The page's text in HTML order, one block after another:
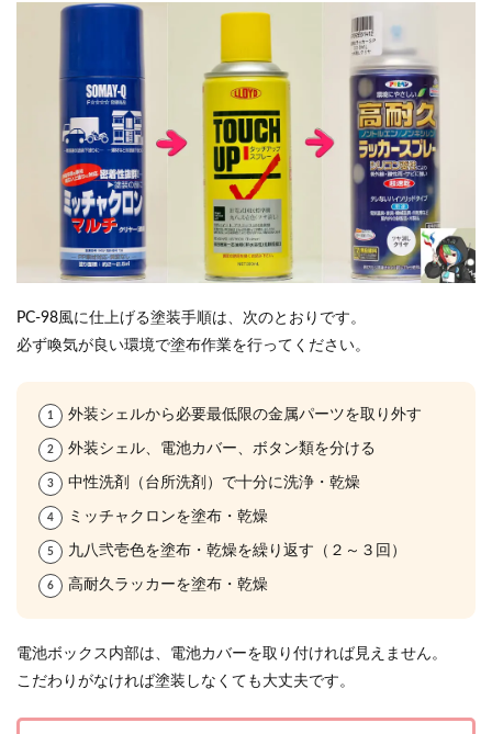
PC-98風に仕上げる塗装手順は、次のとおりです。
必ず喚気が良い環境で塗布作業を行ってください。
外装シェルから必要最低限の金属パーツを取り外す
外装シェル、電池カバー、ボタン類を分ける
中性洗剤（台所洗剤）で十分に洗浄・乾燥
ミッチャクロンを塗布・乾燥
九八弐壱色を塗布・乾燥を繰り返す（２～３回）
高耐久ラッカーを塗布・乾燥
電池ボックス内部は、電池カバーを取り付ければ見えません。
こだわりがなければ塗装しなくても大丈夫です。